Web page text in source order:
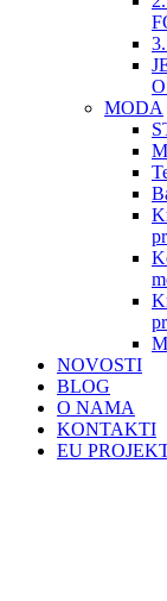
MODA
NOVOSTI
BLOG
O NAMA
KONTAKTI
EU